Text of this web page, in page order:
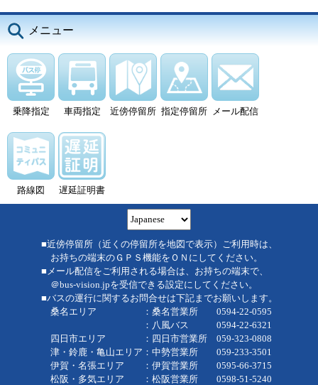
メニュー
乗降指定 車両指定 近傍停留所 指定停留所 メール配信
路線図 遅延証明書
■近傍停留所（近くの停留所を地図で表示）ご利用時は、
お持ちの端末のＧＰＳ機能をＯＮにしてください。
■メール配信をご利用される場合は、お持ちの端末で、
＠bus-vision.jpを受信できる設定にしてください。
■バスの運行に関するお問合せは下記までお願いします。
桑名エリア ：桑名営業所 0594-22-0595
：八風バス 0594-22-6321
四日市エリア ：四日市営業所 059-323-0808
津・鈴鹿・亀山エリア：中勢営業所 059-233-3501
伊賀・名張エリア ：伊賀営業所 0595-66-3715
松阪・多気エリア ：松阪営業所 0598-51-5240